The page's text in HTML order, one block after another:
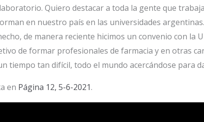
Quiero destacar a toda la gente que
en nuestro país en las universidades
de manera reciente hicimos un convenio con la
de formar profesionales de farmacia y en otras
tiempo tan difícil, todo el mundo acercándose para
en Página 12, 5-6-2021.